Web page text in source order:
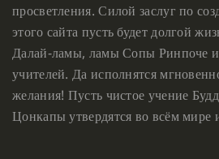
просветления. Силой заслуг по
этого сайта пусть будет долгой
Далай-ламы, ламы Сопы Ринпоче
учителей. Да исполнятся
желания! Пусть чистое учение
Цонкапы утвердятся во всём мире